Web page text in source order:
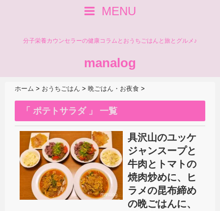
MENU
分子栄養カウンセラーの健康コラムとおうちごはんと旅とグルメ♪
manalog
ホーム > おうちごはん > 晩ごはん・お夜食 >
「 ポテトサラダ 」 一覧
具沢山のユッケ
ジャンスープと
牛肉とトマトの
焼肉炒めに、ヒ
ラメの昆布締め
の晩ごはんに、